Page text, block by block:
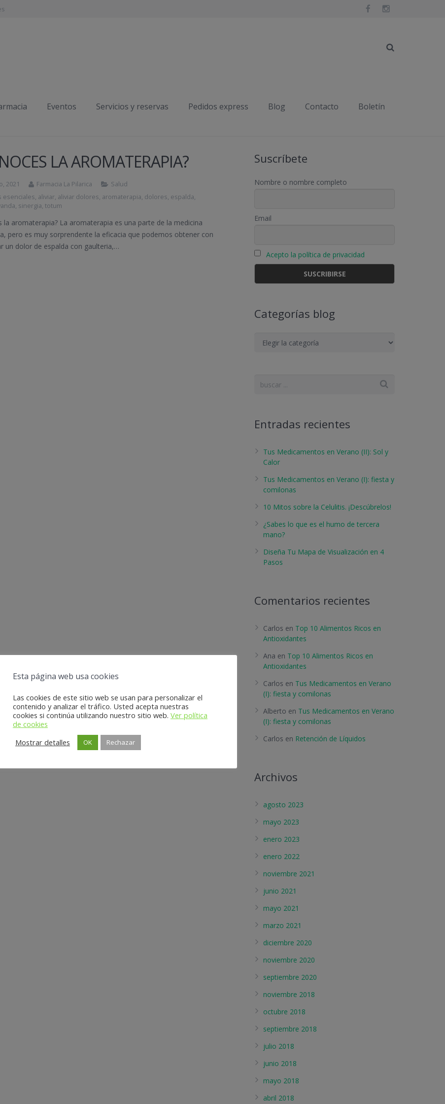
Eventos Servicios y reservas Pedidos express Blog Contacto Boletín
LA AROMATERAPIA?
2021 Farmacia La Pilarica
Salud
esenciales, aliviar, aliviar dolores, aromaterapia, dolores, espalda,
, sinergia,totum
la aromaterapia? La aromaterapia es una parte de la medicina
pero es muy sorprendente la eficacia que podemos obtener con
un dolor de espalda con gaulteria,…
Suscríbete
Nombre o nombre completo
Email
Acepto la política de privacidad
Categorías blog
Categorías
Entradas recientes
Tus Medicamentos en Verano (II): Sol y
Calor
Tus Medicamentos en Verano (I): fiesta y
comilonas
10 Mitos sobre la Celulitis. ¡Descúbrelos!
¿Sabes lo que es el humo de tercera
mano?
Diseña Tu Mapa de Visualización en 4
Pasos
Comentarios recientes
Carlos en Top 10 Alimentos Ricos en
Antioxidantes
Ana en Top 10 Alimentos Ricos en
Antioxidantes
Carlos en Tus Medicamentos en Verano
(I): fiesta y comilonas
Alberto en Tus Medicamentos en Verano
(I): fiesta y comilonas
Carlos en Retención de Líquidos
Archivos
agosto 2023
mayo 2023
enero 2023
enero 2022
noviembre 2021
junio 2021
mayo 2021
marzo 2021
diciembre 2020
noviembre 2020
septiembre 2020
noviembre 2018
octubre 2018
septiembre 2018
julio 2018
junio 2018
mayo 2018
abril 2018
Esta página web usa cookies
Las cookies de este sitio web se usan para personalizar el
contenido y analizar el tráfico. Usted acepta nuestras
cookies si continúa utilizando nuestro sitio web. Ver política
de cookies
Mostrar detalles
OK Rechazar